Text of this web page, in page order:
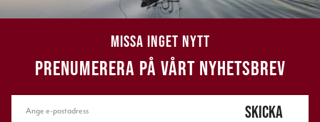
MISSA INGET NYTT
PRENUMERERA PÅ VÅRT NYHETSBREV
SKICKA